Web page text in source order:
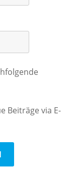
Beiträge via E-